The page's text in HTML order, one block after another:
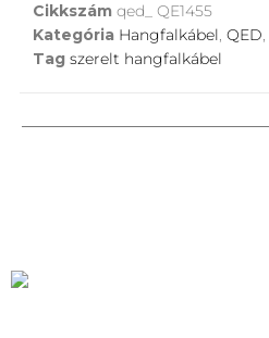
Cikkszám qed_ QE1455
Kategória Hangfalkábel, QED,
Tag szerelt hangfalkábel